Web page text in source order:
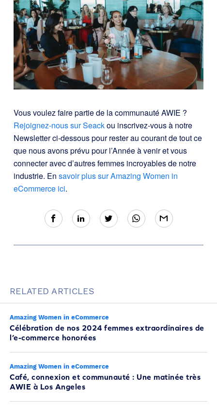
Vous voulez faire partie de la communauté AWIE ?
Rejoignez-nous sur Seackou inscrivez-vous à notre
Newsletter ci-dessous pour rester au courant de tout ce
que nous avons prévu pour l’Année à venir et vous
connecter avec d’autres femmes incroyables de notre
industrie. En savoir plus sur Amazing Women in
eCommerce ici.
RELATED ARTICLES
Amazing Women in eCommerce
Célébration de nos 2024 femmes extraordinaires de
l’e-commerce honorées
Amazing Women in eCommerce
Café, connexion et communauté : Une matinée très
AWIE à Los Angeles